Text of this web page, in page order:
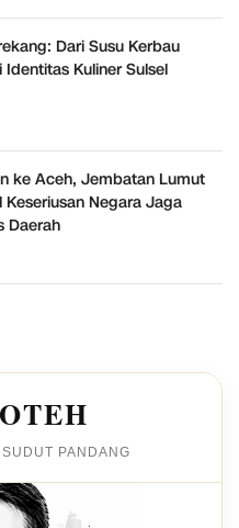
Dari Susu Kerbau
Kuliner Sulsel
ke Aceh, Jembatan Lumut
Negara Jaga
Daerah
SUDUT PANDANG